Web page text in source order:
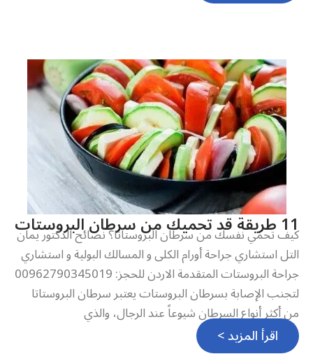
11 طريقة قد تحميك من سرطان البروستات
كيف تحمي نفسك من سرطان البروستاتا؟ نصائح الدكتور يمان
التل استشاري جراحة أورام الكلى و المسالك البولية و استشاري
جراحة البروستات المتقدمة الاردن للحجز: 00962790345019
لتجنب الإصابة بسرطان البروستات يعتبر سرطان البروستاتا
من أكثر أنواع السرطان شيوعاً عند الرجال، والذي
اقرأ المزيد >